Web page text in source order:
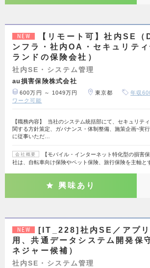
NEW
【リモート可】社内SE（
ンフラ・社内OA・セキュリテ
ランドの保険会社）
社内SE・システム管理
au損害保険株式会社
600万円 ～ 1049万円 東京都 年収
ワーク可能
【職務内容】 当社のシステム統括部にて、セキュリテ
関する方針策定、ガバナンス・体制整備、施策企画~実
に従事いただ…
会社概要
【モバイル・インターネット特化型の損害
社は、自転車向け保険やペット保険、旅行保険を主軸と
興味あり
NEW
[IT_228]社内SE／アプリ
用、共通データシステム開発保
ネジャー候補）
社内SE・システム管理